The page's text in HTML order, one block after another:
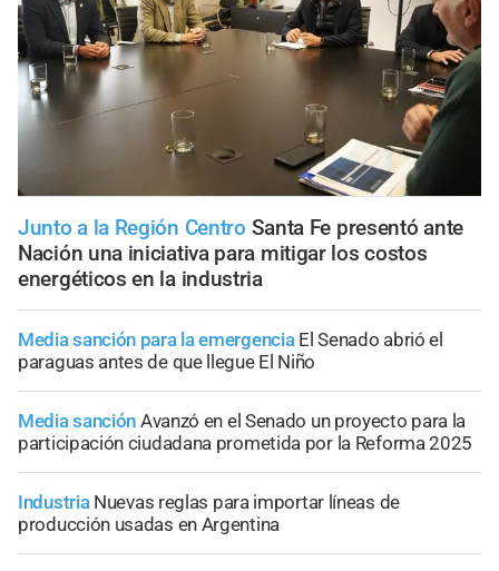
Junto a la Región Centro Santa Fe presentó ante
Nación una iniciativa para mitigar los costos
energéticos en la industria
Media sanción para la emergencia El Senado abrió el
paraguas antes de que llegue El Niño
Media sanción Avanzó en el Senado un proyecto para la
participación ciudadana prometida por la Reforma 2025
Industria Nuevas reglas para importar líneas de
producción usadas en Argentina